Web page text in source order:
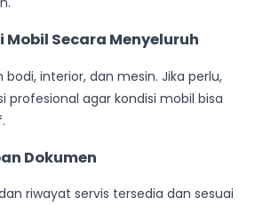
Mobil Secara Menyeluruh
bodi, interior, dan mesin. Jika perlu,
profesional agar kondisi mobil bisa
Dokumen
dan riwayat servis tersedia dan sesuai